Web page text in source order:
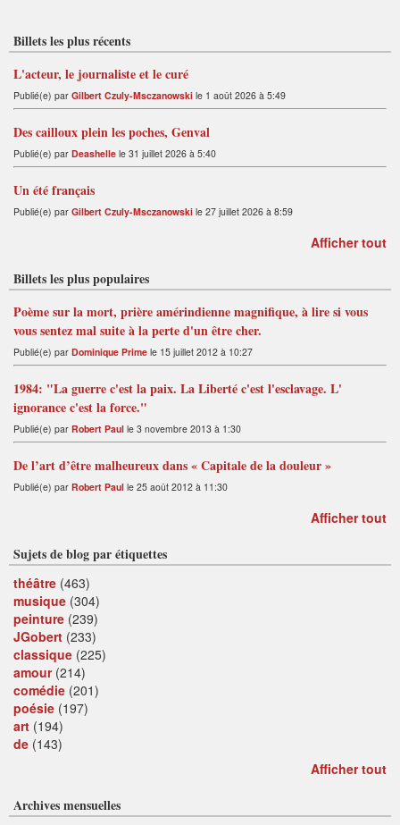
Billets les plus récents
L'acteur, le journaliste et le curé
Publié(e) par Gilbert Czuly-Msczanowski le 1 août 2026 à 5:49
Des cailloux plein les poches, Genval
Publié(e) par Deashelle le 31 juillet 2026 à 5:40
Un été français
Publié(e) par Gilbert Czuly-Msczanowski le 27 juillet 2026 à 8:59
Afficher tout
Billets les plus populaires
Poème sur la mort, prière amérindienne magnifique, à lire si vous
vous sentez mal suite à la perte d'un être cher.
Publié(e) par Dominique Prime le 15 juillet 2012 à 10:27
1984: "La guerre c'est la paix. La Liberté c'est l'esclavage. L'
ignorance c'est la force."
Publié(e) par Robert Paul le 3 novembre 2013 à 1:30
De l’art d’être malheureux dans « Capitale de la douleur »
Publié(e) par Robert Paul le 25 août 2012 à 11:30
Afficher tout
Sujets de blog par étiquettes
théâtre (463)
musique (304)
peinture (239)
JGobert (233)
classique (225)
amour(214)
comédie (201)
poésie (197)
art (194)
de (143)
Afficher tout
Archives mensuelles